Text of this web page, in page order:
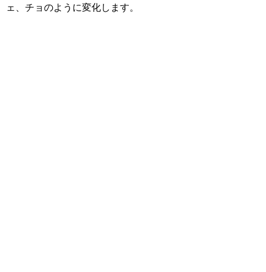
ェ、チョのように変化します。